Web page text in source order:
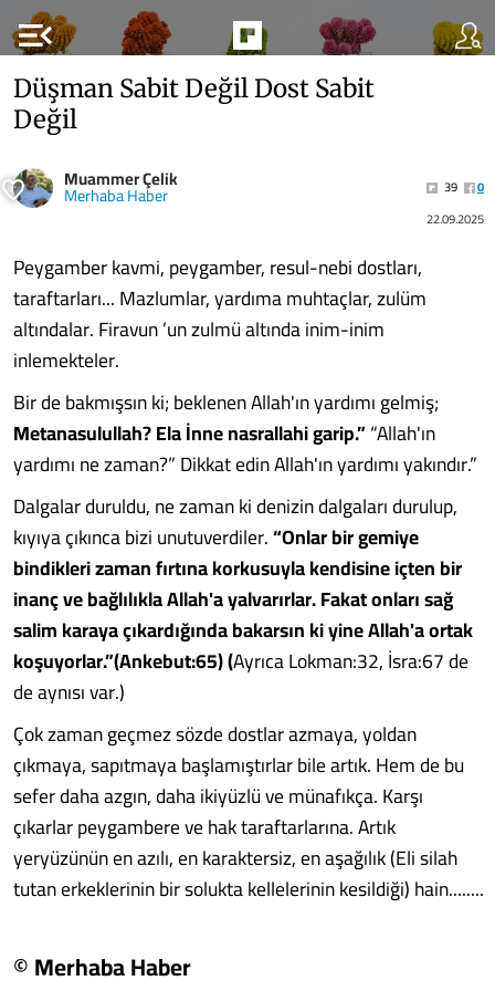
menu_open
Düşman Sabit Değil Dost Sabit
Değil
Muammer Çelik
Merhaba Haber 39
0
22.09.2025
Peygamber kavmi, peygamber, resul-nebi dostları,
taraftarları... Mazlumlar, yardıma muhtaçlar, zulüm
altındalar. Firavun ’un zulmü altında inim-inim
inlemekteler.
Bir de bakmışsın ki; beklenen Allah'ın yardımı gelmiş;
Metanasulullah? Ela İnne nasrallahi garip.”“Allah'ın
yardımı ne zaman?” Dikkat edin Allah'ın yardımı yakındır.”
Dalgalar duruldu, ne zaman ki denizin dalgaları durulup,
kıyıya çıkınca bizi unutuverdiler.“Onlar bir gemiye
bindikleri zaman fırtına korkusuyla kendisine içten bir
inanç ve bağlılıkla Allah'a yalvarırlar. Fakat onları sağ
salim karaya çıkardığında bakarsın ki yine Allah'a ortak
koşuyorlar.”(Ankebut:65) (Ayrıca Lokman:32, İsra:67 de
de aynısı var.)
Çok zaman geçmez sözde dostlar azmaya, yoldan
çıkmaya, sapıtmaya başlamıştırlar bile artık. Hem de bu
sefer daha azgın, daha ikiyüzlü ve münafıkça. Karşı
çıkarlar peygambere ve hak taraftarlarına. Artık
yeryüzünün en azılı, en karaktersiz, en aşağılık (Eli silah
tutan erkeklerinin bir solukta kellelerinin kesildiği) hain........
© Merhaba Haber